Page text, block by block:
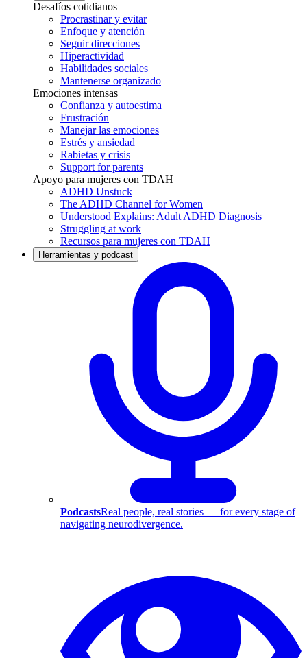
Desafíos cotidianos
Procrastinar y evitar
Enfoque y atención
Seguir direcciones
Hiperactividad
Habilidades sociales
Mantenerse organizado
Emociones intensas
Confianza y autoestima
Frustración
Manejar las emociones
Estrés y ansiedad
Rabietas y crisis
Support for parents
Apoyo para mujeres con TDAH
ADHD Unstuck
The ADHD Channel for Women
Understood Explains: Adult ADHD Diagnosis
Struggling at work
Recursos para mujeres con TDAH
Herramientas y podcast
PodcastsReal people, real stories — for every stage of
navigating neurodivergence.